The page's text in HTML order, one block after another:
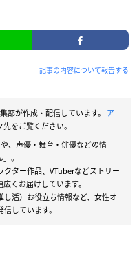
記事の内容について報告する
部が作成・配信しています。 ア
をご覧ください。
、声優・舞台・俳優などの情
。
ター作品、VTuberなどストリー
くお届けしています。
活）お役立ち情報など、女性オ
しています。